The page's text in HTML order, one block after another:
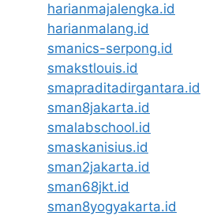
harianmajalengka.id
harianmalang.id
smanics-serpong.id
smakstlouis.id
smapraditadirgantara.id
sman8jakarta.id
smalabschool.id
smaskanisius.id
sman2jakarta.id
sman68jkt.id
sman8yogyakarta.id